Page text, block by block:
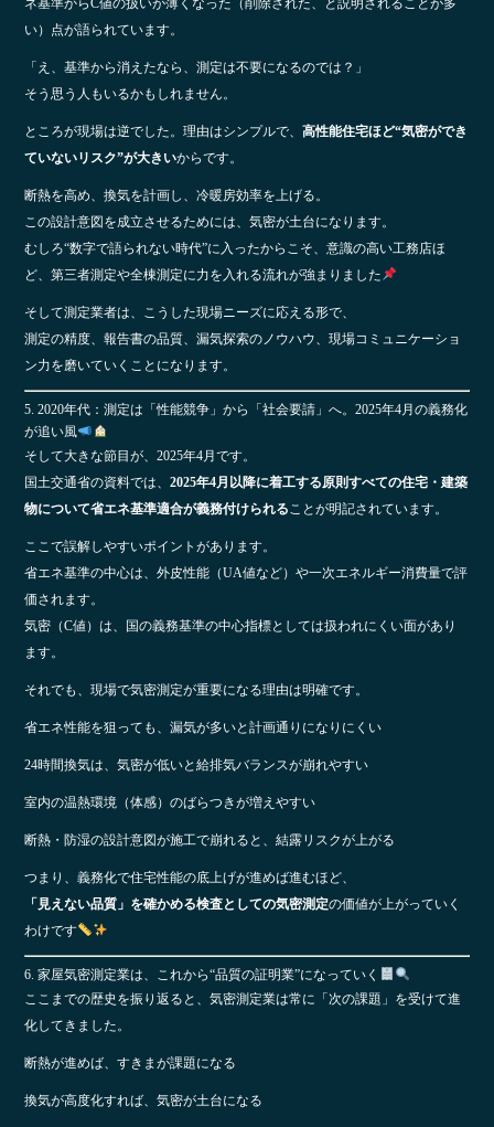
ネ基準からC値の扱いが薄くなった（削除された、と説明されることが多
い）点が語られています。
「え、基準から消えたなら、測定は不要になるのでは？」
そう思う人もいるかもしれません。
ところが現場は逆でした。理由はシンプルで、高性能住宅ほど“気密ができ
ていないリスク”が大きいからです。
断熱を高め、換気を計画し、冷暖房効率を上げる。
この設計意図を成立させるためには、気密が土台になります。
むしろ“数字で語られない時代”に入ったからこそ、意識の高い工務店ほ
ど、第三者測定や全棟測定に力を入れる流れが強まりました
そして測定業者は、こうした現場ニーズに応える形で、
測定の精度、報告書の品質、漏気探索のノウハウ、現場コミュニケーショ
ン力を磨いていくことになります。
5. 2020年代：測定は「性能競争」から「社会要請」へ。2025年4月の義務化
が追い風
そして大きな節目が、2025年4月です。
国土交通省の資料では、2025年4月以降に着工する原則すべての住宅・建築
物について省エネ基準適合が義務付けられることが明記されています。
ここで誤解しやすいポイントがあります。
省エネ基準の中心は、外皮性能（UA値など）や一次エネルギー消費量で評
価されます。
気密（C値）は、国の義務基準の中心指標としては扱われにくい面があり
ます。
それでも、現場で気密測定が重要になる理由は明確です。
省エネ性能を狙っても、漏気が多いと計画通りになりにくい
24時間換気は、気密が低いと給排気バランスが崩れやすい
室内の温熱環境（体感）のばらつきが増えやすい
断熱・防湿の設計意図が施工で崩れると、結露リスクが上がる
つまり、義務化で住宅性能の底上げが進めば進むほど、
「見えない品質」を確かめる検査としての気密測定の価値が上がっていく
わけです
6. 家屋気密測定業は、これから“品質の証明業”になっていく
ここまでの歴史を振り返ると、気密測定業は常に「次の課題」を受けて進
化してきました。
断熱が進めば、すきまが課題になる
換気が高度化すれば、気密が土台になる